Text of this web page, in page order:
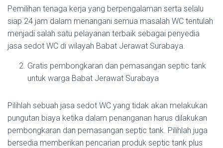
Pemilihan tenaga kerja yang berpengalaman serta selalu
siap 24 jam dalam menangani semua masalah WC tentulah
menjadi salah satu pelayanan terbaik sebagai penyedia
jasa sedot WC di wilayah Babat Jerawat Surabaya.
Gratis pembongkaran dan pemasangan septic tank
untuk warga Babat Jerawat Surabaya
Pilihlah sebuah jasa sedot WC yang tidak akan melakukan
pungutan biaya ketika dalam penanganan harus dilakukan
pembongkaran dan pemasangan septic tank. Pilihlah juga
bersedia memberikan pencarian produk septic tank plus